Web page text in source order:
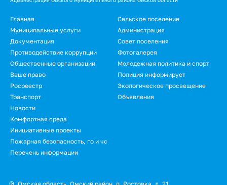
Подвал
Главная
Сельское поселение
Муниципальные услуги
Администрация
Документация
Совет поселения
Противодействие коррупции
Фотогалерея
Общественные организации
Молодежная политика и спорт
Ваше право
Полиция информирует
Росреестр
Экологическое просвещение
Транспорт
Объявления
Новости
Подвал.
Дополнительное
меню
Комфортная среда
Инициативные проекты
Пожарная безопасность, го и чс
Перечень информации